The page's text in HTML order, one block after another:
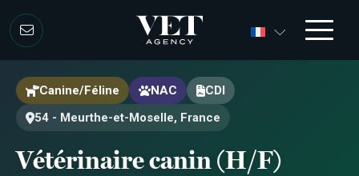
Canine/Féline NAC
CDI
54 - Meurthe-et-Moselle, France
Vétérinaire canin (H/F)